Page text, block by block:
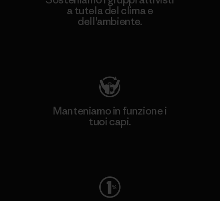
a tutela del clima e
dell'ambiente.
Manteniamo in funzione i
tuoi capi.